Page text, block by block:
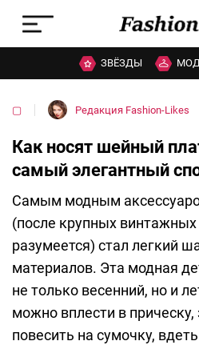
ЗВЁЗДЫ
▢ Редакция Fashion-Likes
Как носят шейный
самый элегантный
Самым модным
(после крупных
разумеется) стал легкий
материалов. Эта модная
не только весенний, но и
можно вплести в прическу,
повесить на сумочку,